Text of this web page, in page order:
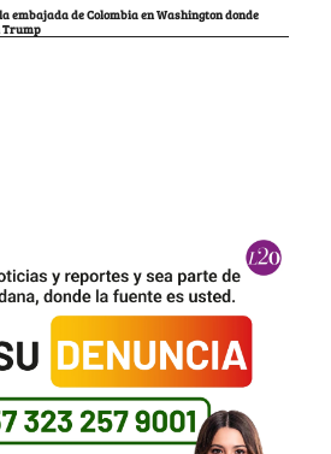
embajada de Colombia en Washington donde
Trump